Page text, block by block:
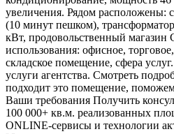
увеличения. Рядом расположены:
(10 минут пешком),
кВт, продовольственный магазин
использования: офисное,
складское помещение, сфера
услуги агентства. Смотреть
подходит это помещение,
Ваши требования Получить
100 000+ кв.м. реализованных
ONLINE-сервисы и технологии